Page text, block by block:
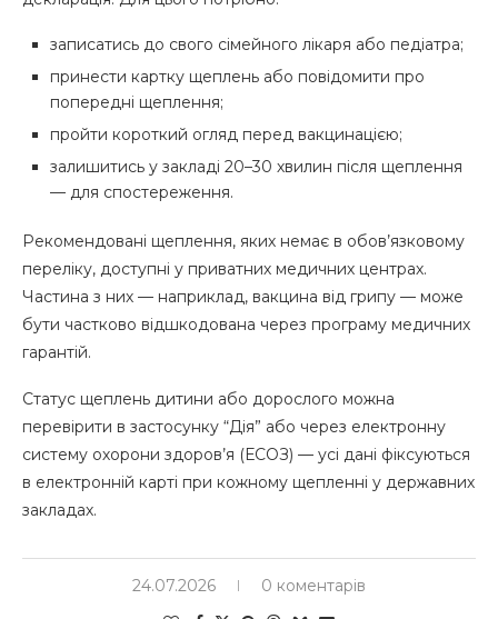
записатись до свого сімейного лікаря або педіатра;
принести картку щеплень або повідомити про
попередні щеплення;
пройти короткий огляд перед вакцинацією;
залишитись у закладі 20–30 хвилин після щеплення
— для спостереження.
Рекомендовані щеплення, яких немає в обов’язковому
переліку, доступні у приватних медичних центрах.
Частина з них — наприклад, вакцина від грипу — може
бути частково відшкодована через програму медичних
гарантій.
Статус щеплень дитини або дорослого можна
перевірити в застосунку “Дія” або через електронну
систему охорони здоров’я (ЕСОЗ) — усі дані фіксуються
в електронній карті при кожному щепленні у державних
закладах.
24.07.2026 0 коментарів